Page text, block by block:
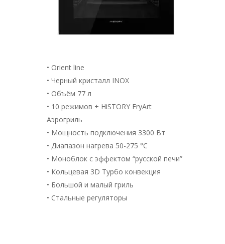
• Orient line
• Черный кристалл INOX
• Объём 77 л
• 10 режимов + HiSTORY FryArt
Аэрогриль
• Мощность подключения 3300 Вт
• Диапазон нагрева 50-275 °С
• Моноблок с эффектом “русской печи”
• Кольцевая 3D Турбо конвекция
• Большой и малый гриль
• Стальные регуляторы